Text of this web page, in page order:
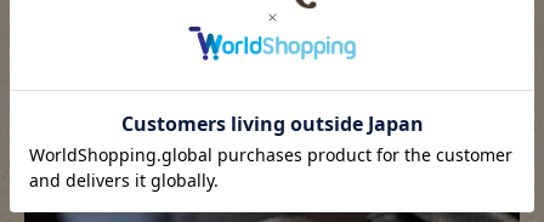
スムースな革で作られた長財布。